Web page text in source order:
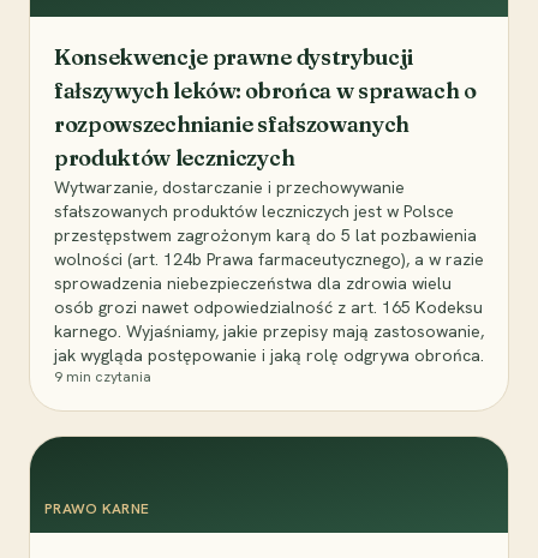
Konsekwencje prawne dystrybucji
fałszywych leków: obrońca w sprawach o
rozpowszechnianie sfałszowanych
produktów leczniczych
Wytwarzanie, dostarczanie i przechowywanie
sfałszowanych produktów leczniczych jest w Polsce
przestępstwem zagrożonym karą do 5 lat pozbawienia
wolności (art. 124b Prawa farmaceutycznego), a w razie
sprowadzenia niebezpieczeństwa dla zdrowia wielu
osób grozi nawet odpowiedzialność z art. 165 Kodeksu
karnego. Wyjaśniamy, jakie przepisy mają zastosowanie,
jak wygląda postępowanie i jaką rolę odgrywa obrońca.
9 min czytania
PRAWO KARNE